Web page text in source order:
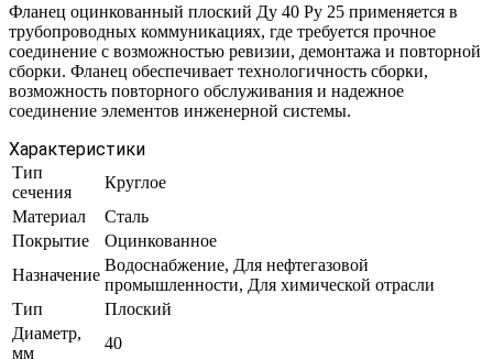
Фланец оцинкованный плоский Ду 40 Ру 25 применяется в
трубопроводных коммуникациях, где требуется прочное
соединение с возможностью ревизии, демонтажа и повторной
сборки. Фланец обеспечивает технологичность сборки,
возможность повторного обслуживания и надежное
соединение элементов инженерной системы.
Характеристики
Тип
сечения
Круглое
Материал
Сталь
Покрытие
Оцинкованное
Назначение
Водоснабжение, Для нефтегазовой
промышленности, Для химической отрасли
Тип
Плоский
Диаметр,
мм
40